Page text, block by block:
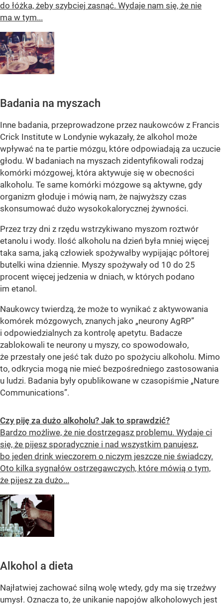
do łóżka, żeby szybciej zasnąć. Wydaje nam się, że nie
ma w tym...
Badania na myszach
Inne badania, przeprowadzone przez naukowców z Francis
Crick Institute w Londynie wykazały, że alkohol może
wpływać na te partie mózgu, które odpowiadają za uczucie
głodu. W badaniach na myszach zidentyfikowali rodzaj
komórki mózgowej, która aktywuje się w obecności
alkoholu. Te same komórki mózgowe są aktywne, gdy
organizm głoduje i mówią nam, że najwyższy czas
skonsumować dużo wysokokalorycznej żywności.
Przez trzy dni z rzędu wstrzykiwano myszom roztwór
etanolu i wody. Ilość alkoholu na dzień była mniej więcej
taka sama, jaką człowiek spożywałby wypijając półtorej
butelki wina dziennie. Myszy spożywały od 10 do 25
procent więcej jedzenia w dniach, w których podano
im etanol.
Naukowcy twierdzą, że może to wynikać z aktywowania
komórek mózgowych, znanych jako „neurony AgRP”
i odpowiedzialnych za kontrolę apetytu. Badacze
zablokowali te neurony u myszy, co spowodowało,
że przestały one jeść tak dużo po spożyciu alkoholu. Mimo
to, odkrycia mogą nie mieć bezpośredniego zastosowania
u ludzi. Badania były opublikowane w czasopiśmie „Nature
Communications”.
Czy piję za dużo alkoholu? Jak to sprawdzić?
Bardzo możliwe, że nie dostrzegasz problemu. Wydaje ci
się, że pijesz sporadycznie i nad wszystkim panujesz,
bo jeden drink wieczorem o niczym jeszcze nie świadczy.
Oto kilka sygnałów ostrzegawczych, które mówią o tym,
że pijesz za dużo...
Alkohol a dieta
Najłatwiej zachować silną wolę wtedy, gdy ma się trzeźwy
umysł. Oznacza to, że unikanie napojów alkoholowych jest